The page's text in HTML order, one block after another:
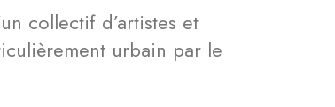
collectif d’artistes et
urbain par le